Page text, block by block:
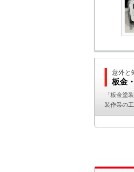
意外と
板金
「板金塗
装作業の